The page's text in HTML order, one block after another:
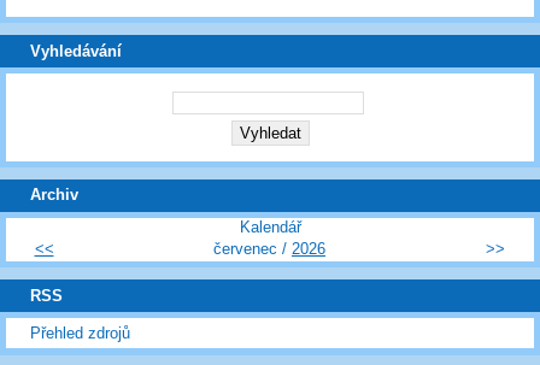
Vyhledávání
Archiv
Kalendář
<<
červenec / 2026 >>
RSS
Přehled zdrojů